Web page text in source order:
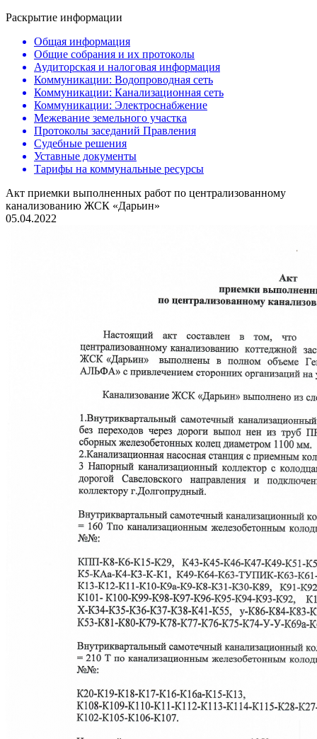
Раскрытие информации
Общая информация
Общие собрания и их протоколы
Аудиторская и налоговая информация
Коммуникации: Водопроводная сеть
Коммуникации: Канализационная сеть
Коммуникации: Электроснабжение
Межевание земельного участка
Протоколы заседаний Правления
Судебные решения
Уставные документы
Тарифы на коммунальные ресурсы
Акт приемки выполненных работ по централизованному
канализованию ЖСК «Дарьин»
05.04.2022